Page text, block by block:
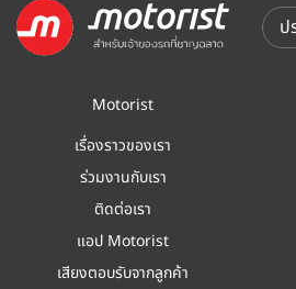
Motorist
เรื่องราวของเรา
ร่วมงานกับเรา
ติดต่อเรา
แอป Motorist
เสียงตอบรับจากลูกค้า